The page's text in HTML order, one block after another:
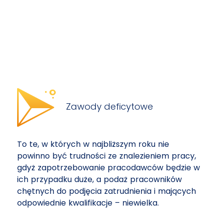
Zawody deficytowe
To te, w których w najbliższym roku nie
powinno być trudności ze znalezieniem pracy,
gdyż zapotrzebowanie pracodawców będzie w
ich przypadku duże, a podaż pracowników
chętnych do podjęcia zatrudnienia i mających
odpowiednie kwalifikacje – niewielka.